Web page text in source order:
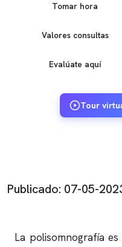
Tomar hora
Valores consultas
Evalúate aquí
Tour
Publicado: 07-05-
La polisomnografíaes